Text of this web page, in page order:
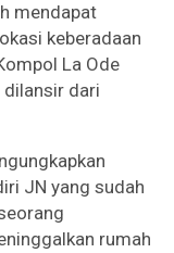
mendapat
keberadaan
La Ode
dilansir dari
JN yang sudah
rumah